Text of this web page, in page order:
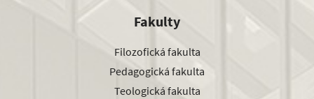
Fakulty
Filozofická fakulta
Pedagogická fakulta
Teologická fakulta